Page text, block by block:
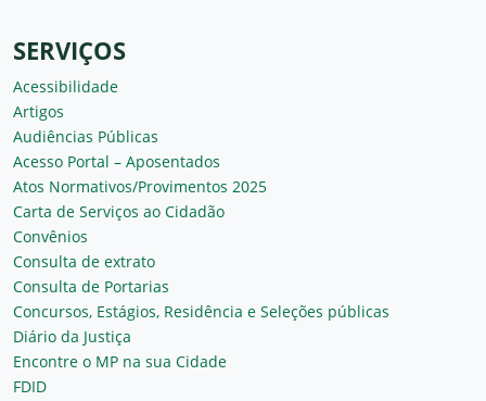
SERVIÇOS
Acessibilidade
Artigos
Audiências Públicas
Acesso Portal – Aposentados
Atos Normativos/Provimentos 2025
Carta de Serviços ao Cidadão
Convênios
Consulta de extrato
Consulta de Portarias
Concursos, Estágios, Residência e Seleções públicas
Diário da Justiça
Encontre o MP na sua Cidade
FDID